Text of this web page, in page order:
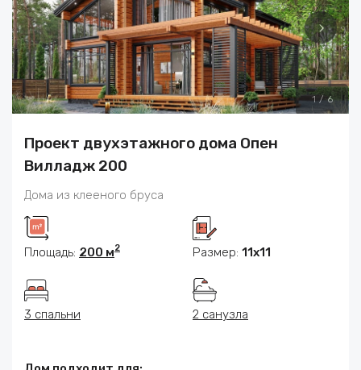
1 / 6
Проект двухэтажного дома Опен
Вилладж 200
Дома из клееного бруса
Площадь: 200 м2 Размер: 11x11
3 спальни 2 санузла